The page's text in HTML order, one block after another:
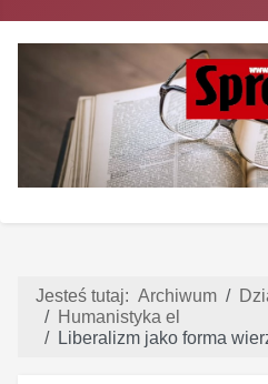
Jesteś tutaj: Archiwum
Humanistyka el
Liberalizm jako forma